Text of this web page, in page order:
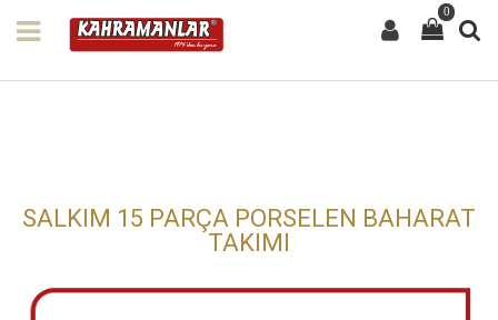
0
SALKIM 15 PARÇA PORSELEN BAHARAT
TAKIMI